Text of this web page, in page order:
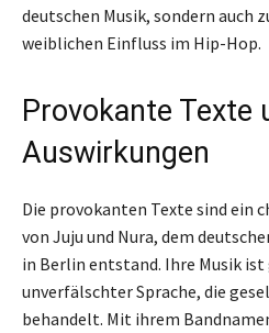
deutschen Musik, sondern auch
weiblichen Einfluss im Hip-Hop.
Provokante Texte
Auswirkungen
Die provokanten Texte sind ein
von Juju und Nura, dem
in Berlin entstand. Ihre Musik
unverfälschter Sprache, die
behandelt. Mit ihrem